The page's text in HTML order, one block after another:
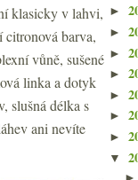
klasicky v lahvi,
citronová barva,
vůně, sušené
linka a dotyk
slušná délka s
ani nevíte
►
►
►
►
►
►
►
▼